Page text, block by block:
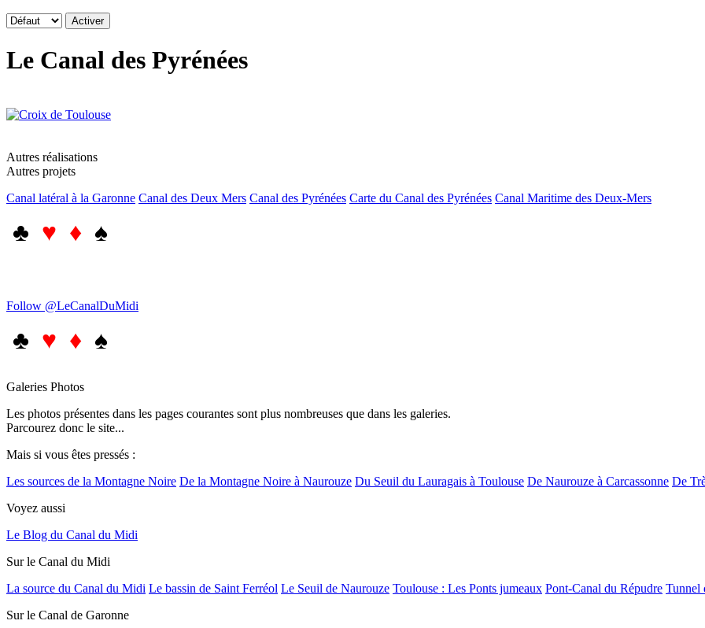
Le Canal des Pyrénées
Autres réalisations
Autres projets
Canal latéral à la Garonne Canal des Deux Mers Canal des Pyrénées Carte du Canal des Pyrénées Canal Maritime des Deux-Mers
♣ ♥ ♦ ♠
Follow @LeCanalDuMidi
♣ ♥ ♦ ♠
Galeries Photos
Les photos présentes dans les pages courantes sont plus nombreuses que dans les galeries.
Parcourez donc le site...
Mais si vous êtes pressés :
Les sources de la Montagne Noire De la Montagne Noire à Naurouze Du Seuil du Lauragais à Toulouse De Naurouze à Carcassonne De
Voyez aussi
Le Blog du Canal du Midi
Sur le Canal du Midi
La source du Canal du Midi Le bassin de Saint Ferréol Le Seuil de Naurouze Toulouse : Les Ponts jumeaux Pont-Canal du Répudre Tunnel
Sur le Canal de Garonne